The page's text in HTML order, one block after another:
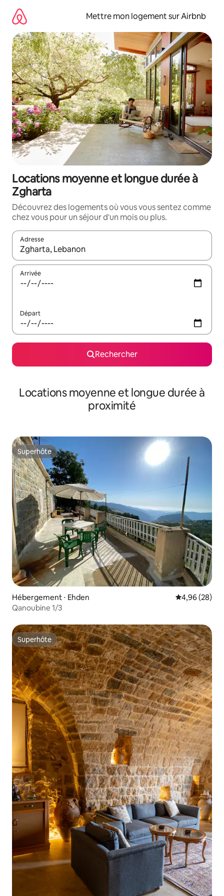
directement
contenu
Mettre mon logement sur Airbnb
Locations moyenne et longue durée à
Zgharta
Découvrez des logements où vous vous sentez comme
chez vous pour un séjour d'un mois ou plus.
Adresse
Lorsque les résultats s'affichent, utilisez les flèches vers le
Arrivée
Départ
Rechercher
Locations moyenne et longue durée à
proximité
Superhôte
Superhôte
Hébergement ⋅ Ehden Évaluation
4,96 (28)
Qanoubine 1/3
Superhôte
Superhôte